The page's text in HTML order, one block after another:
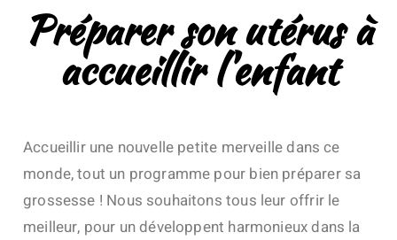
Préparer son utérus à
accueillir l'enfant
Accueillir une nouvelle petite merveille dans ce
monde, tout un programme pour bien préparer sa
grossesse ! Nous souhaitons tous leur offrir le
meilleur, pour un développent harmonieux dans la